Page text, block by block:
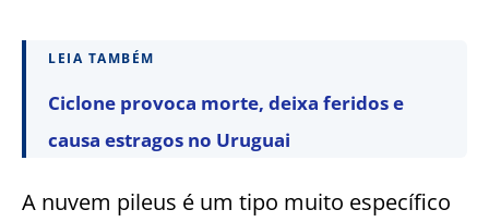
LEIA TAMBÉM
Ciclone provoca morte, deixa feridos e
causa estragos no Uruguai
A nuvem pileus é um tipo muito específico